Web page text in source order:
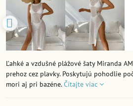
Ľahké a vzdušné plážové šaty Miranda
prehoz cez plavky. Poskytujú pohodlie
mori aj pri bazéne.Čítajte viac